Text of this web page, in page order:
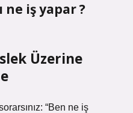
ne iş yapar ?
Üzerine
“Ben ne iş